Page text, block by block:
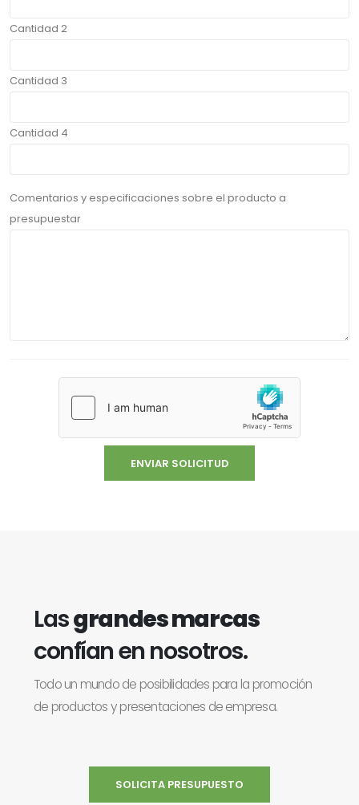
Cantidad 2
Cantidad 3
Cantidad 4
Comentarios y especificaciones sobre el producto a
presupuestar
Lasgrandes marcas
confían en nosotros.
Todo un mundo de posibilidades para la promoción
de productos y presentaciones de empresa.
SOLICITA PRESUPUESTO